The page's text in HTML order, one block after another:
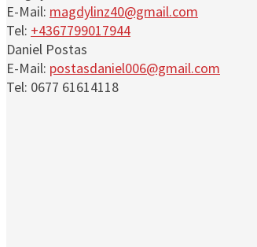
E-Mail: magdylinz40@gmail.com
Tel: +4367799017944
Daniel Postas
E-Mail: postasdaniel006@gmail.com
Tel: 0677 61614118